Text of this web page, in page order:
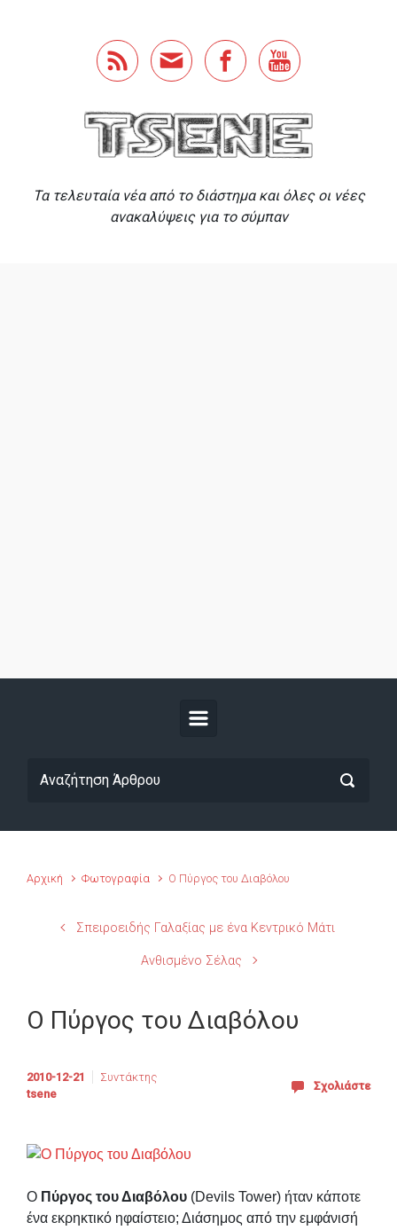
Τα τελευταία νέα από το διάστημα και όλες οι νέες
ανακαλύψεις για το σύμπαν
Αρχική Φωτογραφία Ο Πύργος του Διαβόλου
Σπειροειδής Γαλαξίας με ένα Κεντρικό Μάτι
Ανθισμένο Σέλας
Ο Πύργος του Διαβόλου
2010-12-21
Συντάκτης
tsene
Σχολιάστε
Ο Πύργος του Διαβόλου (Devils Tower) ήταν κάποτε
ένα εκρηκτικό ηφαίστειο; Διάσημος από την εμφάνισή